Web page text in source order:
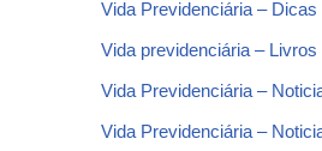
Vida Previdenciária – Dicas
Vida previdenciária – Livros
Vida Previdenciária –
Vida Previdenciária –